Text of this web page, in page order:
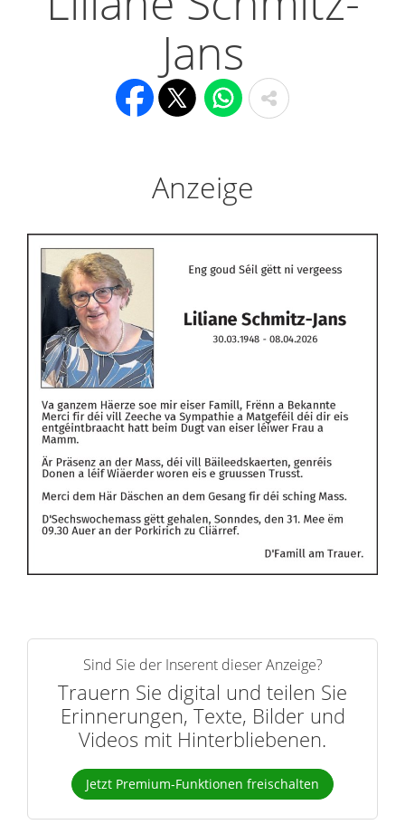
Jans
Anzeige
Sind Sie der Inserent dieser Anzeige?
Trauern Sie digital und teilen Sie
Erinnerungen, Texte, Bilder und
Videos mit Hinterbliebenen.
Jetzt Premium-Funktionen freischalten